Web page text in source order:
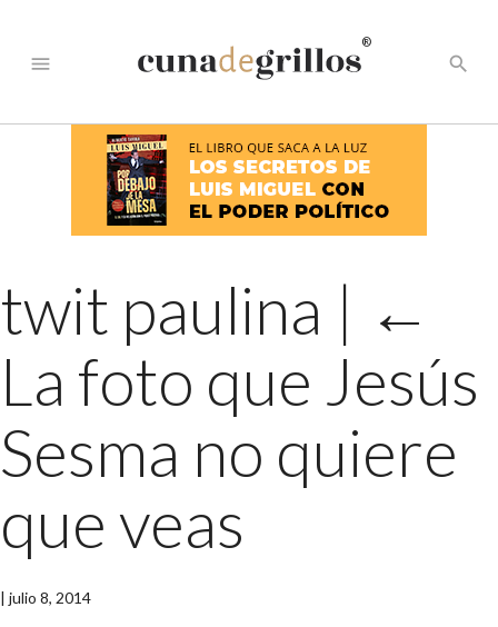
menu
®
search
twit paulina | ←
La foto que Jesús
Sesma no quiere
que veas
| julio 8, 2014